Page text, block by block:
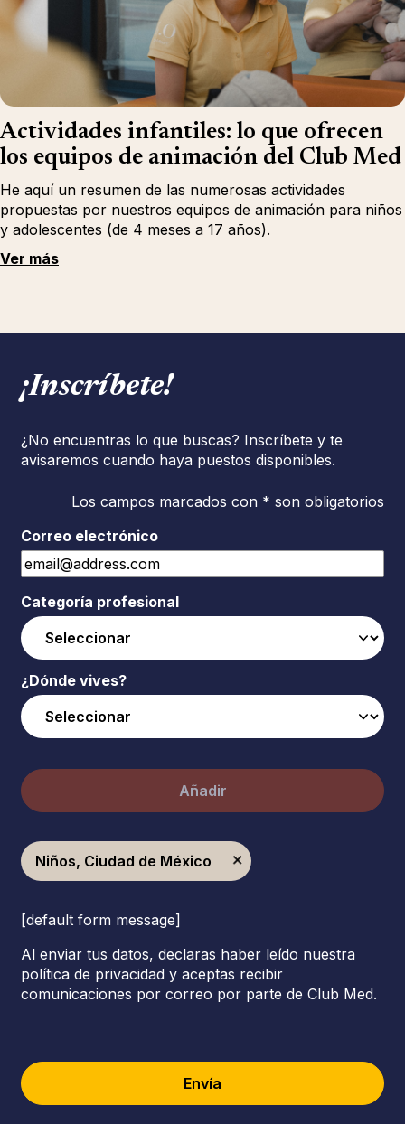
Actividades infantiles: lo que ofrecen
los equipos de animación del Club Med
He aquí un resumen de las numerosas actividades
propuestas por nuestros equipos de animación para niños
y adolescentes (de 4 meses a 17 años).
Ver más
¡Inscríbete!
¿No encuentras lo que buscas? Inscríbete y te
avisaremos cuando haya puestos disponibles.
Los campos marcados con * son obligatorios
Correo electrónico
Categoría profesional
¿Dónde vives?
Añadir
Niños, Ciudad de México
[default form message]
Al enviar tus datos, declaras haber leído nuestra
política de privacidad y aceptas recibir
comunicaciones por correo por parte de Club Med.
Envía